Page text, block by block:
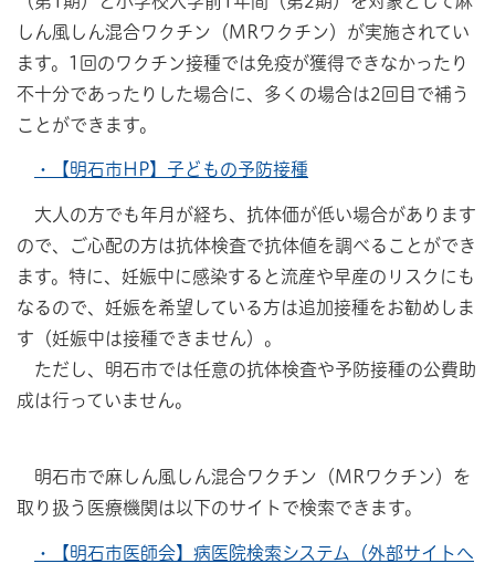
しん風しん混合ワクチン（MRワクチン）が実施されてい
ます。1回のワクチン接種では免疫が獲得できなかったり
不十分であったりした場合に、多くの場合は2回目で補う
ことができます。
・【明石市HP】子どもの予防接種
大人の方でも年月が経ち、抗体価が低い場合があります
ので、ご心配の方は抗体検査で抗体値を調べることができ
ます。特に、妊娠中に感染すると流産や早産のリスクにも
なるので、妊娠を希望している方は追加接種をお勧めしま
す（妊娠中は接種できません）。
ただし、明石市では任意の抗体検査や予防接種の公費助
成は行っていません。
明石市で麻しん風しん混合ワクチン（MRワクチン）を
取り扱う医療機関は以下のサイトで検索できます。
・【明石市医師会】病医院検索システム（外部サイトへ